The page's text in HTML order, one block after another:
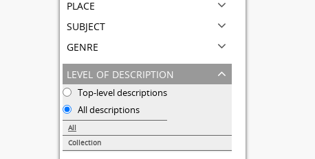
place
subject
genre
level of description
Top-level descriptions
All descriptions
All
Collection